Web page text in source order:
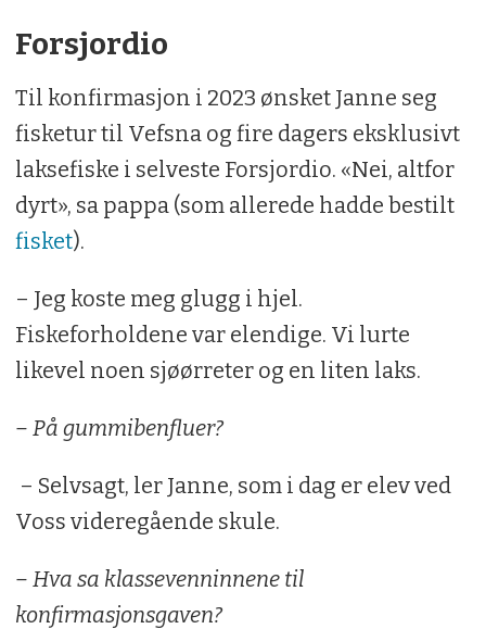
Forsjordio
Til konfirmasjon i 2023 ønsket Janne seg
fisketur til Vefsna og fire dagers eksklusivt
laksefiske i selveste Forsjordio. «Nei, altfor
dyrt», sa pappa (som allerede hadde bestilt
fisket).
– Jeg koste meg glugg i hjel.
Fiskeforholdene var elendige. Vi lurte
likevel noen sjøørreter og en liten laks.
– På gummibenfluer?
– Selvsagt, ler Janne, som i dag er elev ved
Voss videregående skule.
– Hva sa klassevenninnene til
konfirmasjonsgaven?